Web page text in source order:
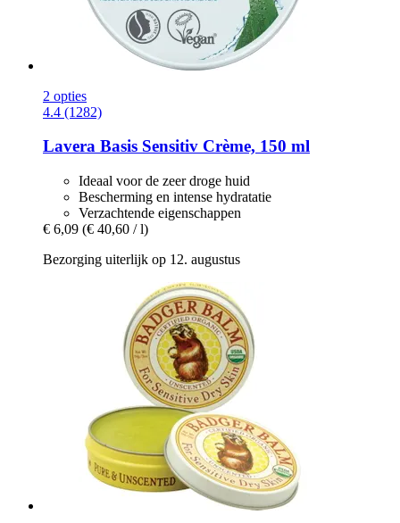
2 opties
4.4 (1282)
Lavera Basis Sensitiv Crème, 150 ml
Ideaal voor de zeer droge huid
Bescherming en intense hydratatie
Verzachtende eigenschappen
€ 6,09 (€ 40,60 / l)
Bezorging uiterlijk op 12. augustus